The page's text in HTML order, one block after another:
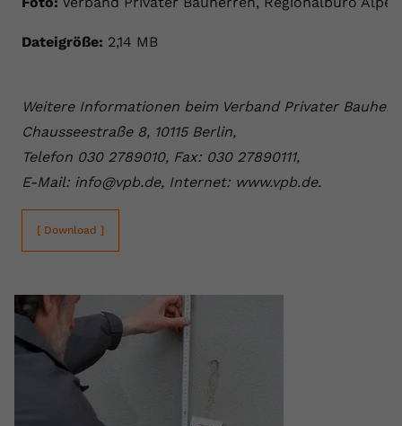
Dateigröße: 2,14 MB
Weitere Informationen beim Verband Privater
Chausseestraße 8, 10115 Berlin,
Telefon 030 2789010, Fax: 030 27890111,
E-Mail: info@vpb.de, Internet: www.vpb.de.
[ Download ]